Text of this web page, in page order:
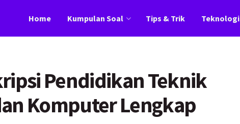
Home Kumpulan Soal Tips & Trik Teknologi
Pendidikan Teknik
Komputer Lengkap